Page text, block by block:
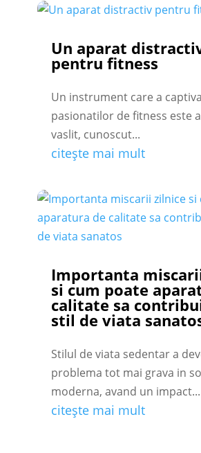
Un aparat
pentru fitness
Un instrument care a
pasionatilor de fitness este
vaslit, cunoscut...
citește mai mult
Importanta
si cum poate
calitate sa
stil de viata
Stilul de viata sedentar a
problema tot mai grava in
moderna, avand un impact...
citește mai mult